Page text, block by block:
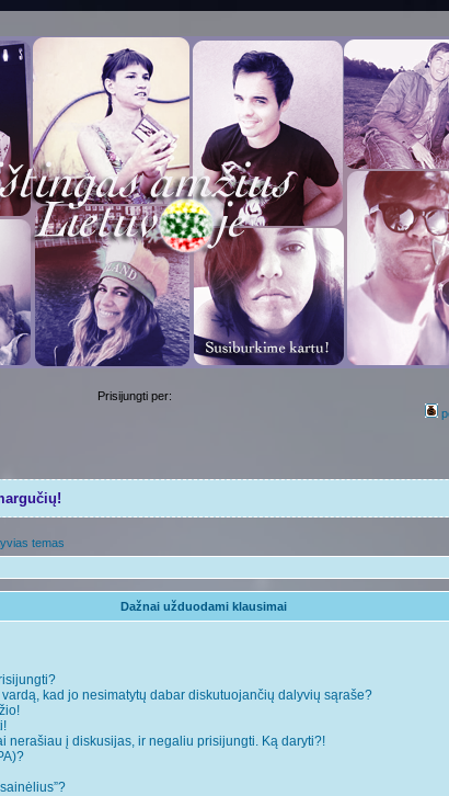
Prisijungti per:
temas
Dažnai užduodami klausimai
kad jo nesimatytų dabar diskutuojančių dalyvių sąraše?
nerašiau į diskusijas, ir negaliu prisijungti. Ką daryti?!